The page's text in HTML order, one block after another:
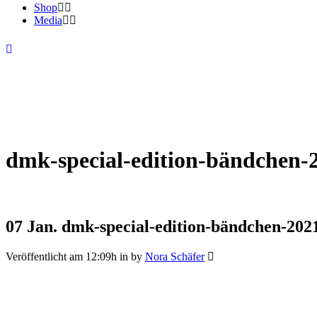
Shop
Media
dmk-special-edition-bändchen-
07 Jan. dmk-special-edition-bändchen-
Veröffentlicht am 12:09h in by Nora Schäfer